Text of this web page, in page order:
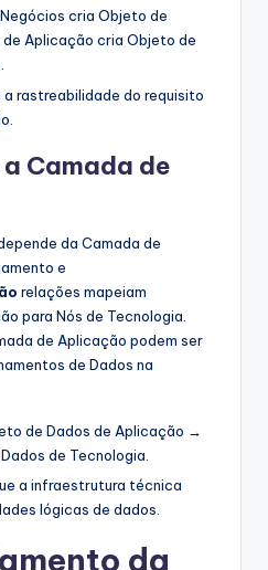
cria Objeto de
Aplicação cria Objeto de
a rastreabilidade do requisito
Camada de
da Camada de
e
relações mapeiam
para Nós de Tecnologia.
de Aplicação podem ser
de Dados na
de Dados de Aplicação →
de Tecnologia.
a infraestrutura técnica
lógicas de dados.
da